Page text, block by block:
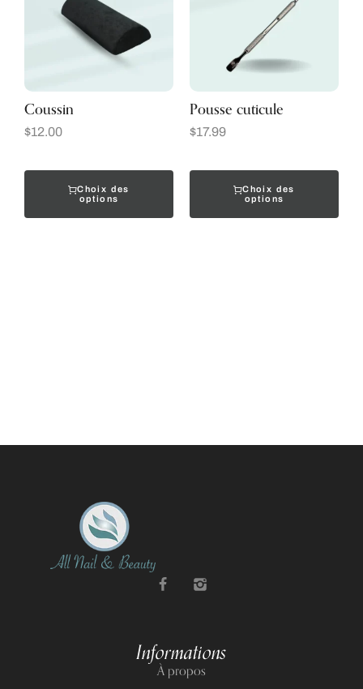
Coussin
$12.00
Choix des
options
Pousse cuticule
$17.99
Choix des
options
Informations
À propos